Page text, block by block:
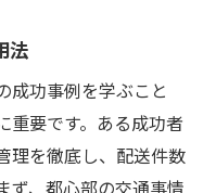
法
成功事例を学ぶこと
重要です。ある成功者
理を徹底し、配送件数
ず、都心部の交通事情